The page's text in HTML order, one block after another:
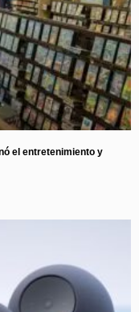
el entretenimiento y